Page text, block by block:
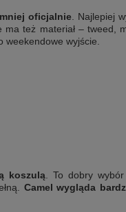
oficjalnie . Najlepiej
też materiał – tweed,
wyjście.
koszulą . To dobry
Camel wygląda